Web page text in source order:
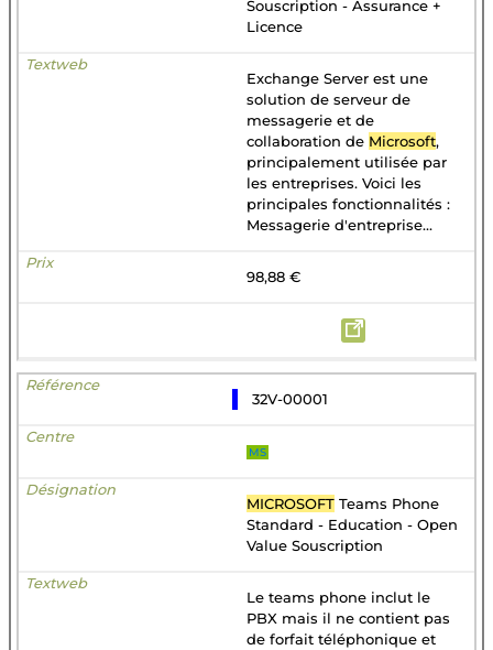
Souscription - Assurance +
Licence
Exchange Server est une
solution de serveur de
messagerie et de
collaboration de Microsoft,
principalement utilisée par
les entreprises. Voici les
principales fonctionnalités :
Messagerie d'entreprise...
98,88 €
32V-00001
MS
MICROSOFT Teams Phone
Standard - Education - Open
Value Souscription
Le teams phone inclut le
PBX mais il ne contient pas
de forfait téléphonique et